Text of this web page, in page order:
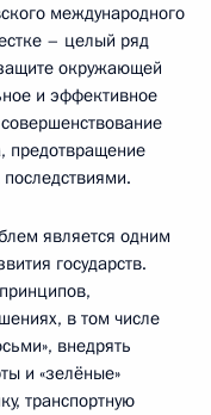
международного
– целый ряд
окружающей
и эффективное
предотвращение
является одним
государств.
в том числе
внедрять
и «зелёные»
транспортную